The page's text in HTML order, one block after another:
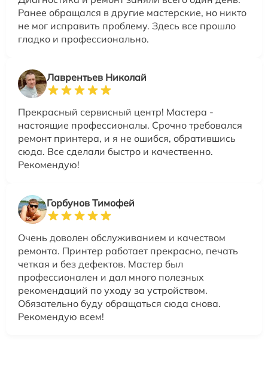
Ранее обращался в другие мастерские, но никто
не мог исправить проблему. Здесь все прошло
гладко и профессионально.
Лаврентьев Николай
Прекрасный сервисный центр! Мастера -
настоящие профессионалы. Срочно требовался
ремонт принтера, и я не ошибся, обратившись
сюда. Все сделали быстро и качественно.
Рекомендую!
Горбунов Тимофей
Очень доволен обслуживанием и качеством
ремонта. Принтер работает прекрасно, печать
четкая и без дефектов. Мастер был
профессионален и дал много полезных
рекомендаций по уходу за устройством.
Обязательно буду обращаться сюда снова.
Рекомендую всем!